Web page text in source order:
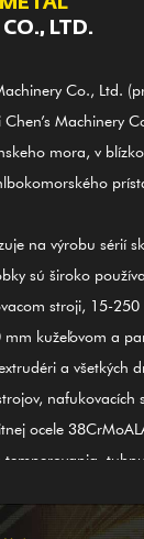
LTD.
Co., Ltd.
Machinery
mora, v
na výrobu sérií
sú široko
stroji, 15-
kužeľovom a
a všetkých
nafukovacích
ocele
ISO9002 sú